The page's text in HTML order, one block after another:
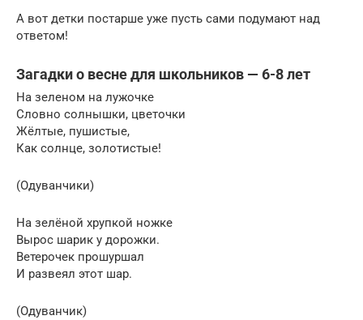
А вот детки постарше уже пусть сами подумают над
ответом!
Загадки о весне для школьников — 6-8 лет
На зеленом на лужочке
Словно солнышки, цветочки
Жёлтые, пушистые,
Как солнце, золотистые!
(Одуванчики)
На зелёной хрупкой ножке
Вырос шарик у дорожки.
Ветерочек прошуршал
И развеял этот шар.
(Одуванчик)